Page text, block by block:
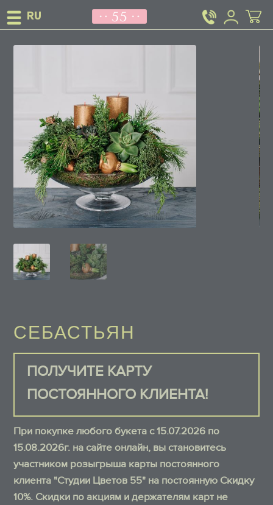
СЕБАСТЬЯН
ПОЛУЧИТЕ КАРТУ
ПОСТОЯННОГО КЛИЕНТА!
При покупке любого букета с 15.07.2026 по
15.08.2026г. на сайте онлайн, вы становитесь
участником розыгрыша карты постоянного
клиента "Студии Цветов 55" на постоянную Скидку
10%. Скидки по акциям и держателям карт не